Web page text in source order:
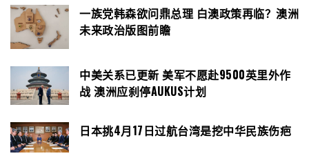
一族党韩森欲问鼎总理 白澳政策再临？澳洲
未来政治版图前瞻
中美关系已更新 美军不愿赴9500英里外作
战 澳洲应刹停AUKUS计划
日本挑4月17日过航台湾是挖中华民族伤疤